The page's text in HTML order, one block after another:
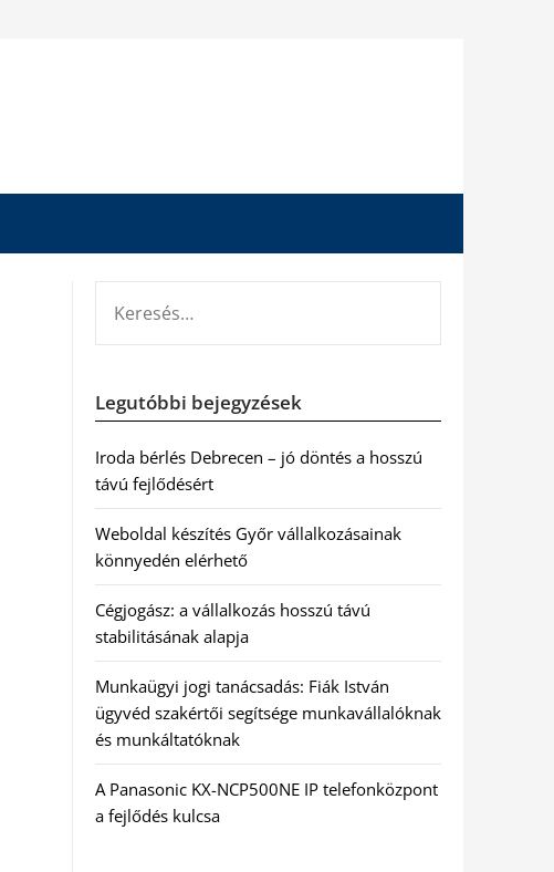
Legutóbbi bejegyzések
Iroda bérlés Debrecen – jó döntés a hosszú
távú fejlődésért
Weboldal készítés Győr vállalkozásainak
könnyedén elérhető
Cégjogász: a vállalkozás hosszú távú
stabilitásának alapja
Munkaügyi jogi tanácsadás: Fiák István
ügyvéd szakértői segítsége munkavállalóknak
és munkáltatóknak
A Panasonic KX-NCP500NE IP telefonközpont
a fejlődés kulcsa